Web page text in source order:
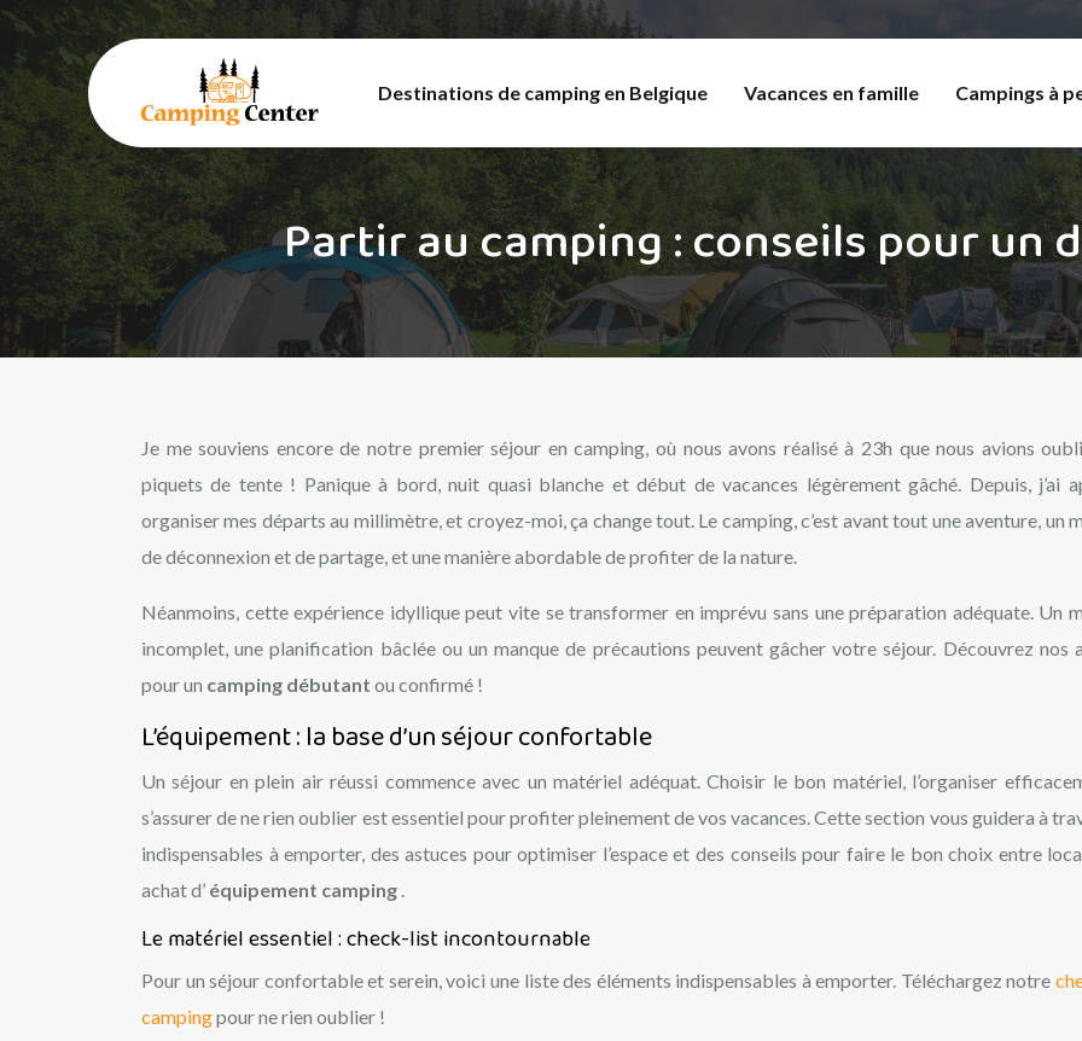
Destinations de camping en Belgique Vacances en famille Campings à
Partir au camping : conseils pour un
Je me souviens encore de notre premier séjour en camping, où nous avons réalisé à 23h que nous avions
piquets de tente ! Panique à bord, nuit quasi blanche et début de vacances légèrement gâché. Depuis, j’ai
organiser mes départs au millimètre, et croyez-moi, ça change tout. Le camping, c’est avant tout une aventure, un
de déconnexion et de partage, et une manière abordable de profiter de la nature.
Néanmoins, cette expérience idyllique peut vite se transformer en imprévu sans une préparation adéquate. Un
incomplet, une planification bâclée ou un manque de précautions peuvent gâcher votre séjour. Découvrez nos
pour un camping débutant ou confirmé !
L’équipement : la base d’un séjour confortable
Un séjour en plein air réussi commence avec un matériel adéquat. Choisir le bon matériel, l’organiser
s’assurer de ne rien oublier est essentiel pour profiter pleinement de vos vacances. Cette section vous guidera à
indispensables à emporter, des astuces pour optimiser l’espace et des conseils pour faire le bon choix entre
achat d’ équipement camping .
Le matériel essentiel : check-list incontournable
Pour un séjour confortable et serein, voici une liste des éléments indispensables à emporter. Téléchargez notre
campingpour ne rien oublier !